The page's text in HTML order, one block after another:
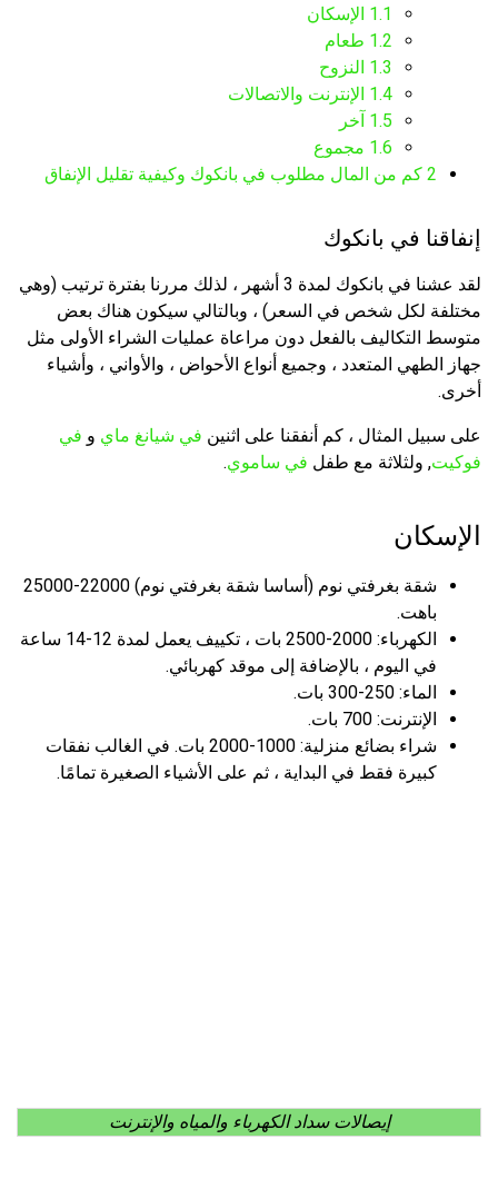
1.1 الإسكان
1.2 طعام
1.3 النزوح
1.4 الإنترنت والاتصالات
1.5 آخر
1.6 مجموع
2 كم من المال مطلوب في بانكوك وكيفية تقليل الإنفاق
إنفاقنا في بانكوك
لقد عشنا في بانكوك لمدة 3 أشهر ، لذلك مررنا بفترة ترتيب (وهي
مختلفة لكل شخص في السعر) ، وبالتالي سيكون هناك بعض
متوسط ​​التكاليف بالفعل دون مراعاة عمليات الشراء الأولى مثل
جهاز الطهي المتعدد ، وجميع أنواع الأحواض ، والأواني ، وأشياء
أخرى.
على سبيل المثال ، كم أنفقنا على اثنين في شيانغ ماي و في
فوكيت, ولثلاثة مع طفل في ساموي.
الإسكان
شقة بغرفتي نوم (أساسا شقة بغرفتي نوم) 22000-25000
باهت.
الكهرباء: 2000-2500 بات ، تكييف يعمل لمدة 12-14 ساعة
في اليوم ، بالإضافة إلى موقد كهربائي.
الماء: 250-300 بات.
الإنترنت: 700 بات.
شراء بضائع منزلية: 1000-2000 بات. في الغالب نفقات
كبيرة فقط في البداية ، ثم على الأشياء الصغيرة تمامًا.
إيصالات سداد الكهرباء والمياه والإنترنت